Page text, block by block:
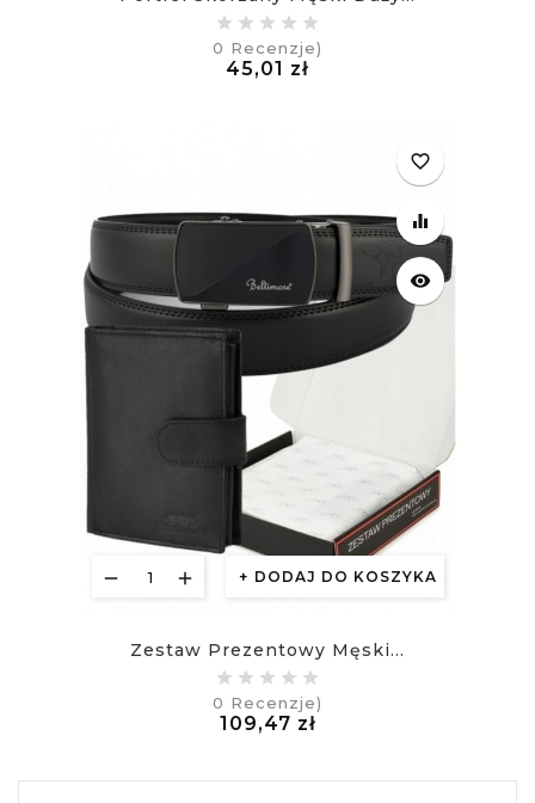
0 Recenzje)
45,01 zł
DODAJ DO KOSZYKA
favorite_border
equalizer
visibility
Zestaw Prezentowy Męski...
0 Recenzje)
109,47 złCena